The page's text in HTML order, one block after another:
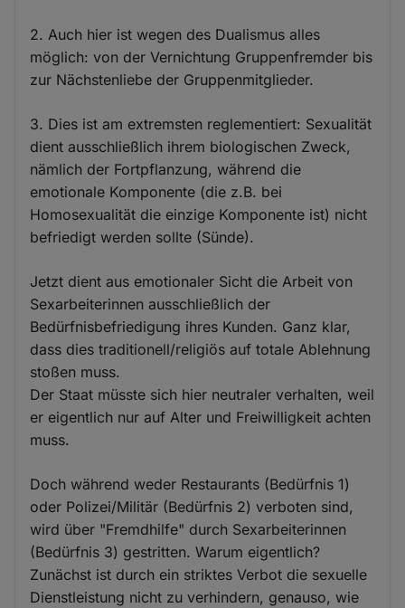
2. Auch hier ist wegen des Dualismus alles
möglich: von der Vernichtung Gruppenfremder bis
zur Nächstenliebe der Gruppenmitglieder.
3. Dies ist am extremsten reglementiert: Sexualität
dient ausschließlich ihrem biologischen Zweck,
nämlich der Fortpflanzung, während die
emotionale Komponente (die z.B. bei
Homosexualität die einzige Komponente ist) nicht
befriedigt werden sollte (Sünde).
Jetzt dient aus emotionaler Sicht die Arbeit von
Sexarbeiterinnen ausschließlich der
Bedürfnisbefriedigung ihres Kunden. Ganz klar,
dass dies traditionell/religiös auf totale Ablehnung
stoßen muss.
Der Staat müsste sich hier neutraler verhalten, weil
er eigentlich nur auf Alter und Freiwilligkeit achten
muss.
Doch während weder Restaurants (Bedürfnis 1)
oder Polizei/Militär (Bedürfnis 2) verboten sind,
wird über "Fremdhilfe" durch Sexarbeiterinnen
(Bedürfnis 3) gestritten. Warum eigentlich?
Zunächst ist durch ein striktes Verbot die sexuelle
Dienstleistung nicht zu verhindern, genauso, wie